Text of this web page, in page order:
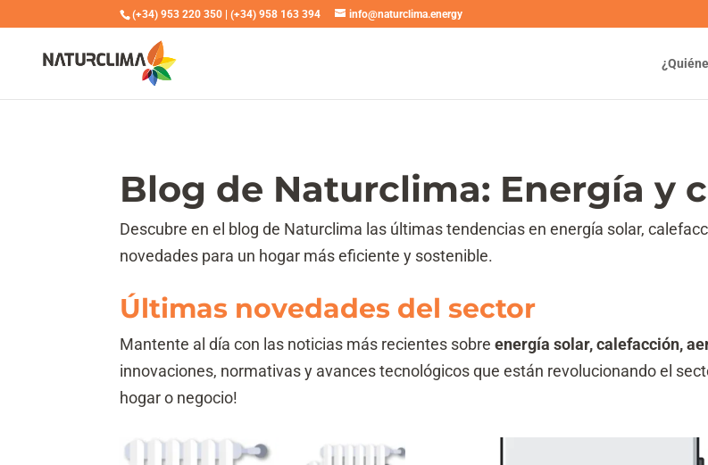
(+34) 953 220 350 |(+34) 958 163 394 info@naturclima.energy
Blog de Naturclima: Energía y
Descubre en el blog de Naturclima las últimas tendencias en energía solar,
novedades para un hogar más eficiente y sostenible.
Últimas novedades del sector
Mantente al día con las noticias más recientes sobreenergía solar, calefacción,
innovaciones, normativas y avances tecnológicos que están revolucionando el
hogar o negocio!